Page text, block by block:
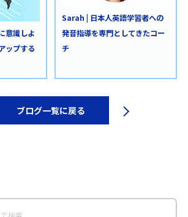
意識しよ
ップする
Sarah | 日本人英語学習者への
発音指導を専門としてきたコー
チ
ブログ一覧に戻る